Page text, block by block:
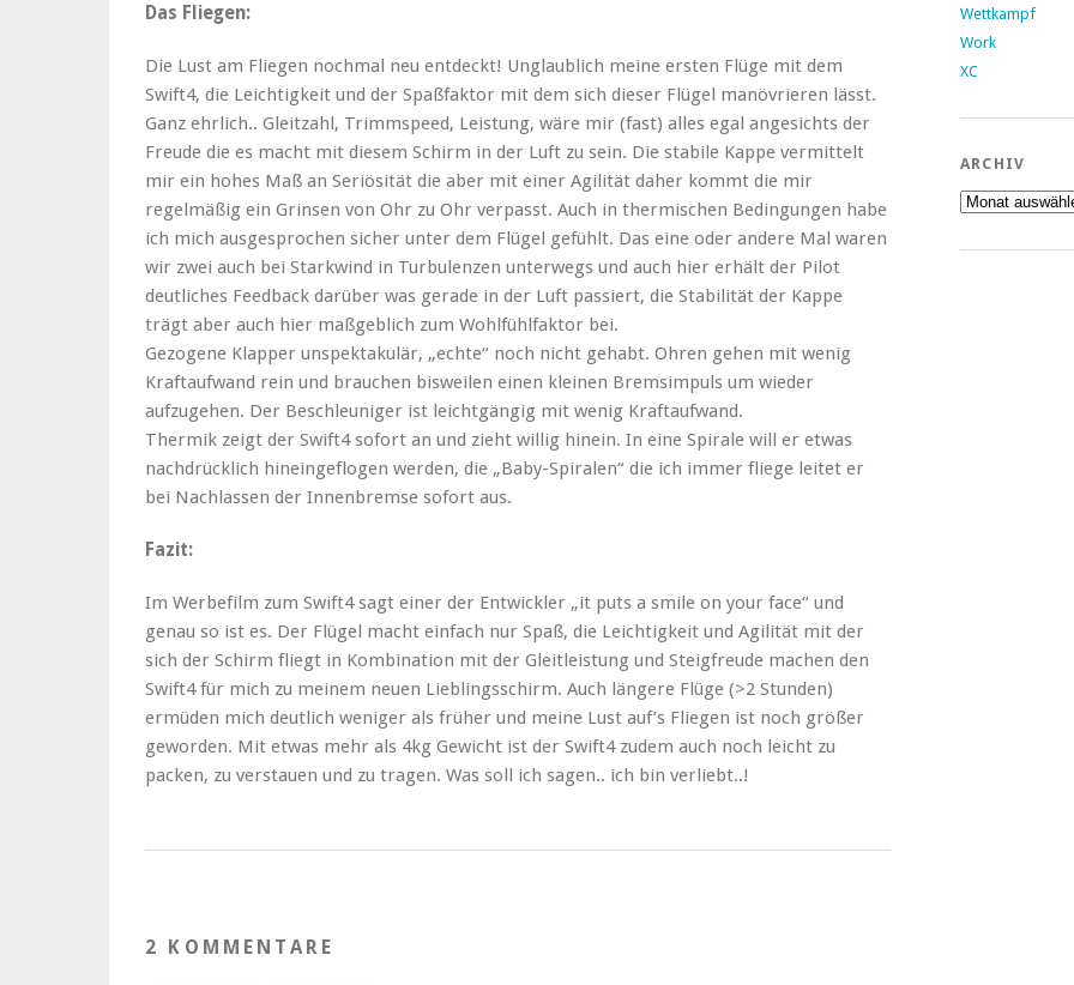
Das Fliegen:
Die Lust am Fliegen nochmal neu entdeckt! Unglaublich meine ersten Flüge mit dem
Swift4, die Leichtigkeit und der Spaßfaktor mit dem sich dieser Flügel manövrieren lässt.
Ganz ehrlich.. Gleitzahl, Trimmspeed, Leistung, wäre mir (fast) alles egal angesichts der
Freude die es macht mit diesem Schirm in der Luft zu sein. Die stabile Kappe vermittelt
mir ein hohes Maß an Seriösität die aber mit einer Agilität daher kommt die mir
regelmäßig ein Grinsen von Ohr zu Ohr verpasst. Auch in thermischen Bedingungen habe
ich mich ausgesprochen sicher unter dem Flügel gefühlt. Das eine oder andere Mal waren
wir zwei auch bei Starkwind in Turbulenzen unterwegs und auch hier erhält der Pilot
deutliches Feedback darüber was gerade in der Luft passiert, die Stabilität der Kappe
trägt aber auch hier maßgeblich zum Wohlfühlfaktor bei.
Gezogene Klapper unspektakulär, „echte“ noch nicht gehabt. Ohren gehen mit wenig
Kraftaufwand rein und brauchen bisweilen einen kleinen Bremsimpuls um wieder
aufzugehen. Der Beschleuniger ist leichtgängig mit wenig Kraftaufwand.
Thermik zeigt der Swift4 sofort an und zieht willig hinein. In eine Spirale will er etwas
nachdrücklich hineingeflogen werden, die „Baby-Spiralen“ die ich immer fliege leitet er
bei Nachlassen der Innenbremse sofort aus.
Fazit:
Im Werbefilm zum Swift4 sagt einer der Entwickler „it puts a smile on your face“ und
genau so ist es. Der Flügel macht einfach nur Spaß, die Leichtigkeit und Agilität mit der
sich der Schirm fliegt in Kombination mit der Gleitleistung und Steigfreude machen den
Swift4 für mich zu meinem neuen Lieblingsschirm. Auch längere Flüge (>2 Stunden)
ermüden mich deutlich weniger als früher und meine Lust auf’s Fliegen ist noch größer
geworden. Mit etwas mehr als 4kg Gewicht ist der Swift4 zudem auch noch leicht zu
packen, zu verstauen und zu tragen. Was soll ich sagen.. ich bin verliebt..!
2 KOMMENTARE
Wettkampf
Work
XC
ARCHIV
Archiv